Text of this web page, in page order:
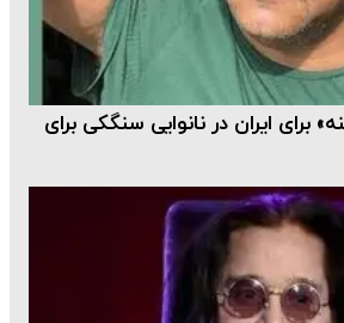
ایران در نانوایی سنگکی برای